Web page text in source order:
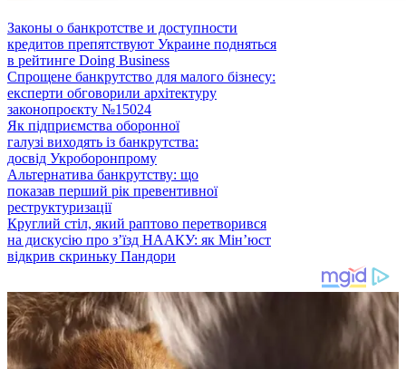
Законы о банкротстве и доступности
кредитов препятствуют Украине подняться
в рейтинге Doing Business
Спрощене банкрутство для малого бізнесу:
експерти обговорили архітектуру
законопроєкту №15024
Як підприємства оборонної
галузі виходять із банкрутства:
досвід Укроборонпрому
Альтернатива банкрутству: що
показав перший рік превентивної
реструктуризації
Круглий стіл, який раптово перетворився
на дискусію про з’їзд НААКУ: як Мін’юст
відкрив скриньку Пандори